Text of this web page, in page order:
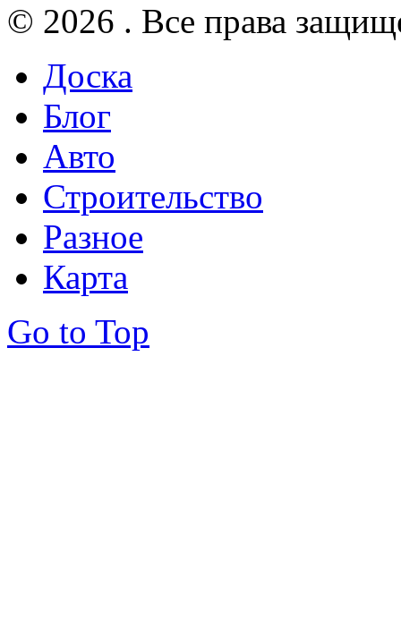
© 2026 . Все права
Доска
Блог
Авто
Строительство
Разное
Карта
Go to Top